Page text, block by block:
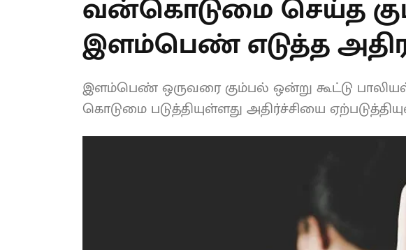
வன்கொடுமை செய்த
இளம்பெண் எடுத்த அதிரடி
இளம்பெண் ஒருவரை கும்பல் ஒன்று கூட்டு
கொடுமை படுத்தியுள்ளது அதிர்ச்சியை